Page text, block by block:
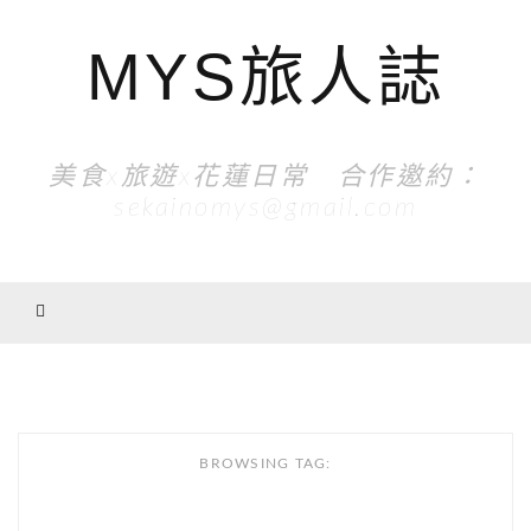
MYS旅人誌
美食x旅遊x花蓮日常 合作邀約：
sekainomys@gmail.com
BROWSING TAG: